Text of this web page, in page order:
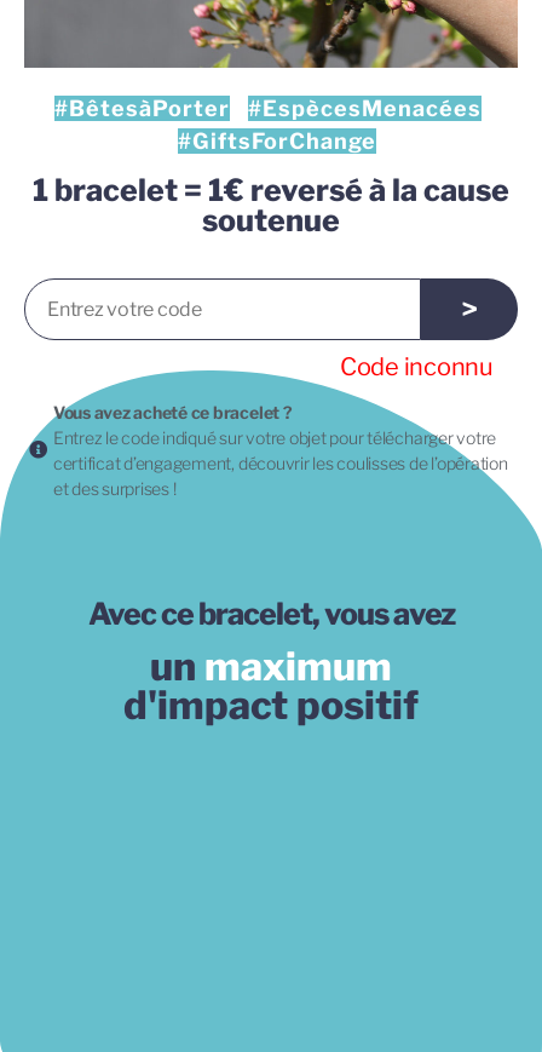
#BêtesàPorter
#EspècesMenacées
#GiftsForChange
1 bracelet = 1€ reversé à la cause
soutenue
>
Code inconnu
Vous avez acheté ce bracelet ?
Entrez le code indiqué sur votre objet pour télécharger votre
certificat d’engagement, découvrir les coulisses de l’opération
et des surprises !
Avec ce bracelet, vous avez
un maximum
d'impact positif